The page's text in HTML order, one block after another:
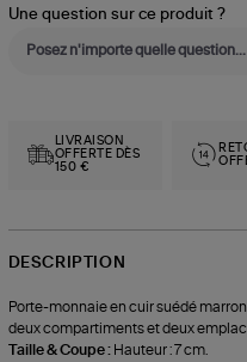
Une question sur ce produit ?
LIVRAISON
OFFERTE DÈS
150 €
DESCRIPTION
Porte-monnaie en cuir suédé
deux compartiments et deux
Taille & Coupe : Hauteur : 7 cm.